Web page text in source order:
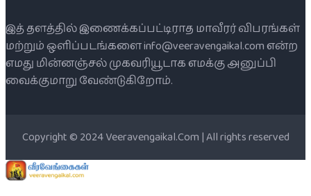
இத் தளத்தில் இணைக்கப்பட்டிராத மாவீரர் விபரங்கள்
மற்றும் ஒளிப்படங்களை info@veeravengaikal.com என்ற
எமது மின்னஞ்சல் முகவரியூடாக எமக்கு அனுப்பி
வைக்குமாறு வேண்டுகிறோம்.
Copyright © 2024 Veeravengaikal.Com | All rights reserved